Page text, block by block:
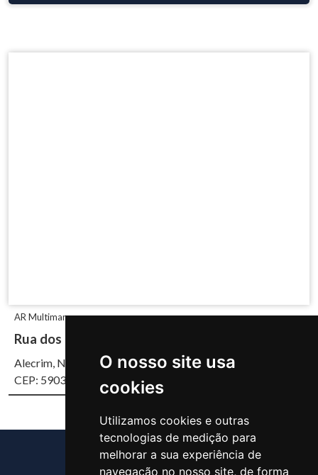
O nosso site usa
cookies
Utilizamos cookies e outras
tecnologias de medição para
melhorar a sua experiência de
navegação no nosso site, de forma
AR Multimarcas
Rua dos Caicós, 1660
Alecrim, Natal/RN
CEP: 59037-700